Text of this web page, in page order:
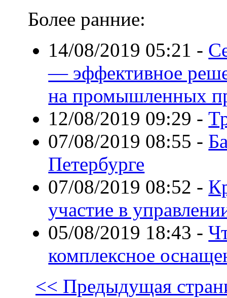
Более ранние:
14/08/2019 05:21 -
— эффективное
на промышленных
12/08/2019 09:29 -
07/08/2019 08:55 -
Петербурге
07/08/2019 08:52 -
участие в
05/08/2019 18:43 -
комплексное
<< Предыдущая